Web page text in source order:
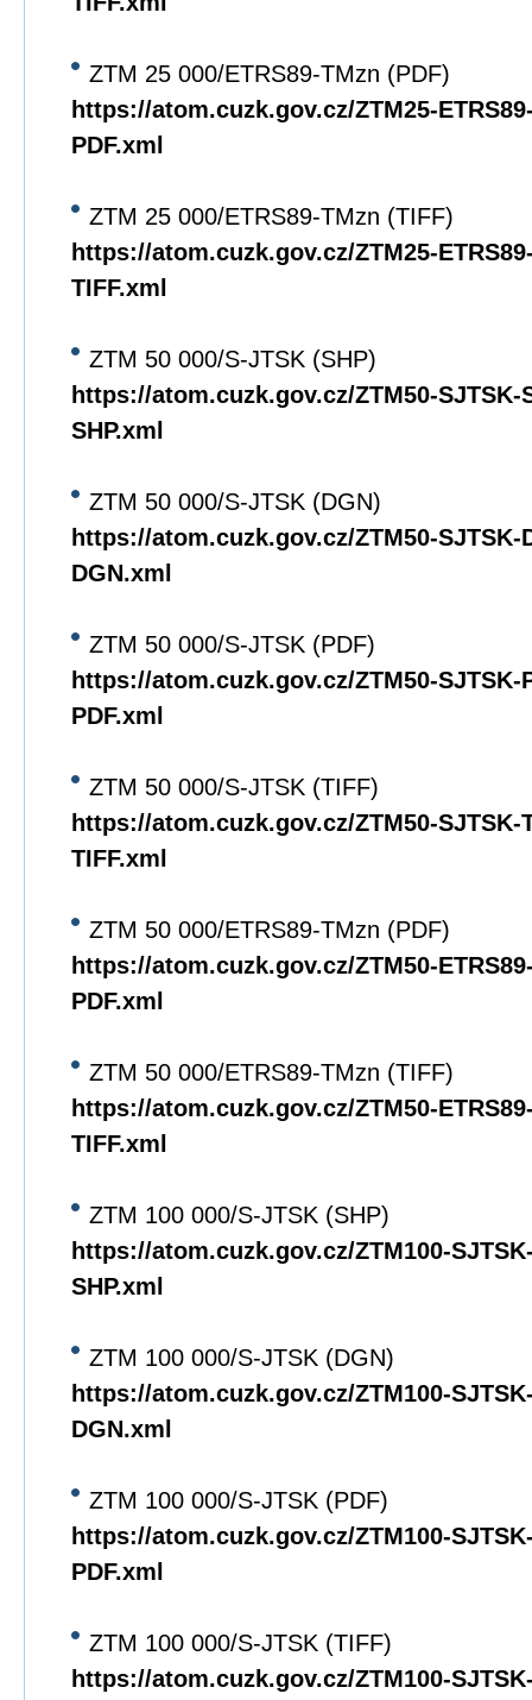
ZTM 25 000/ETRS89-TMzn (PDF)
https://atom.cuzk.gov.cz/ZTM25-
PDF.xml
ZTM 25 000/ETRS89-TMzn (TIFF)
https://atom.cuzk.gov.cz/ZTM25-
TIFF.xml
ZTM 50 000/S-JTSK (SHP)
https://atom.cuzk.gov.cz/ZTM50-SJTSK-
SHP.xml
ZTM 50 000/S-JTSK (DGN)
https://atom.cuzk.gov.cz/ZTM50-SJTSK-
DGN.xml
ZTM 50 000/S-JTSK (PDF)
https://atom.cuzk.gov.cz/ZTM50-SJTSK-
PDF.xml
ZTM 50 000/S-JTSK (TIFF)
https://atom.cuzk.gov.cz/ZTM50-SJTSK-
TIFF.xml
ZTM 50 000/ETRS89-TMzn (PDF)
https://atom.cuzk.gov.cz/ZTM50-
PDF.xml
ZTM 50 000/ETRS89-TMzn (TIFF)
https://atom.cuzk.gov.cz/ZTM50-
TIFF.xml
ZTM 100 000/S-JTSK (SHP)
https://atom.cuzk.gov.cz/ZTM100-
SHP.xml
ZTM 100 000/S-JTSK (DGN)
https://atom.cuzk.gov.cz/ZTM100-
DGN.xml
ZTM 100 000/S-JTSK (PDF)
https://atom.cuzk.gov.cz/ZTM100-
PDF.xml
ZTM 100 000/S-JTSK (TIFF)
https://atom.cuzk.gov.cz/ZTM100-